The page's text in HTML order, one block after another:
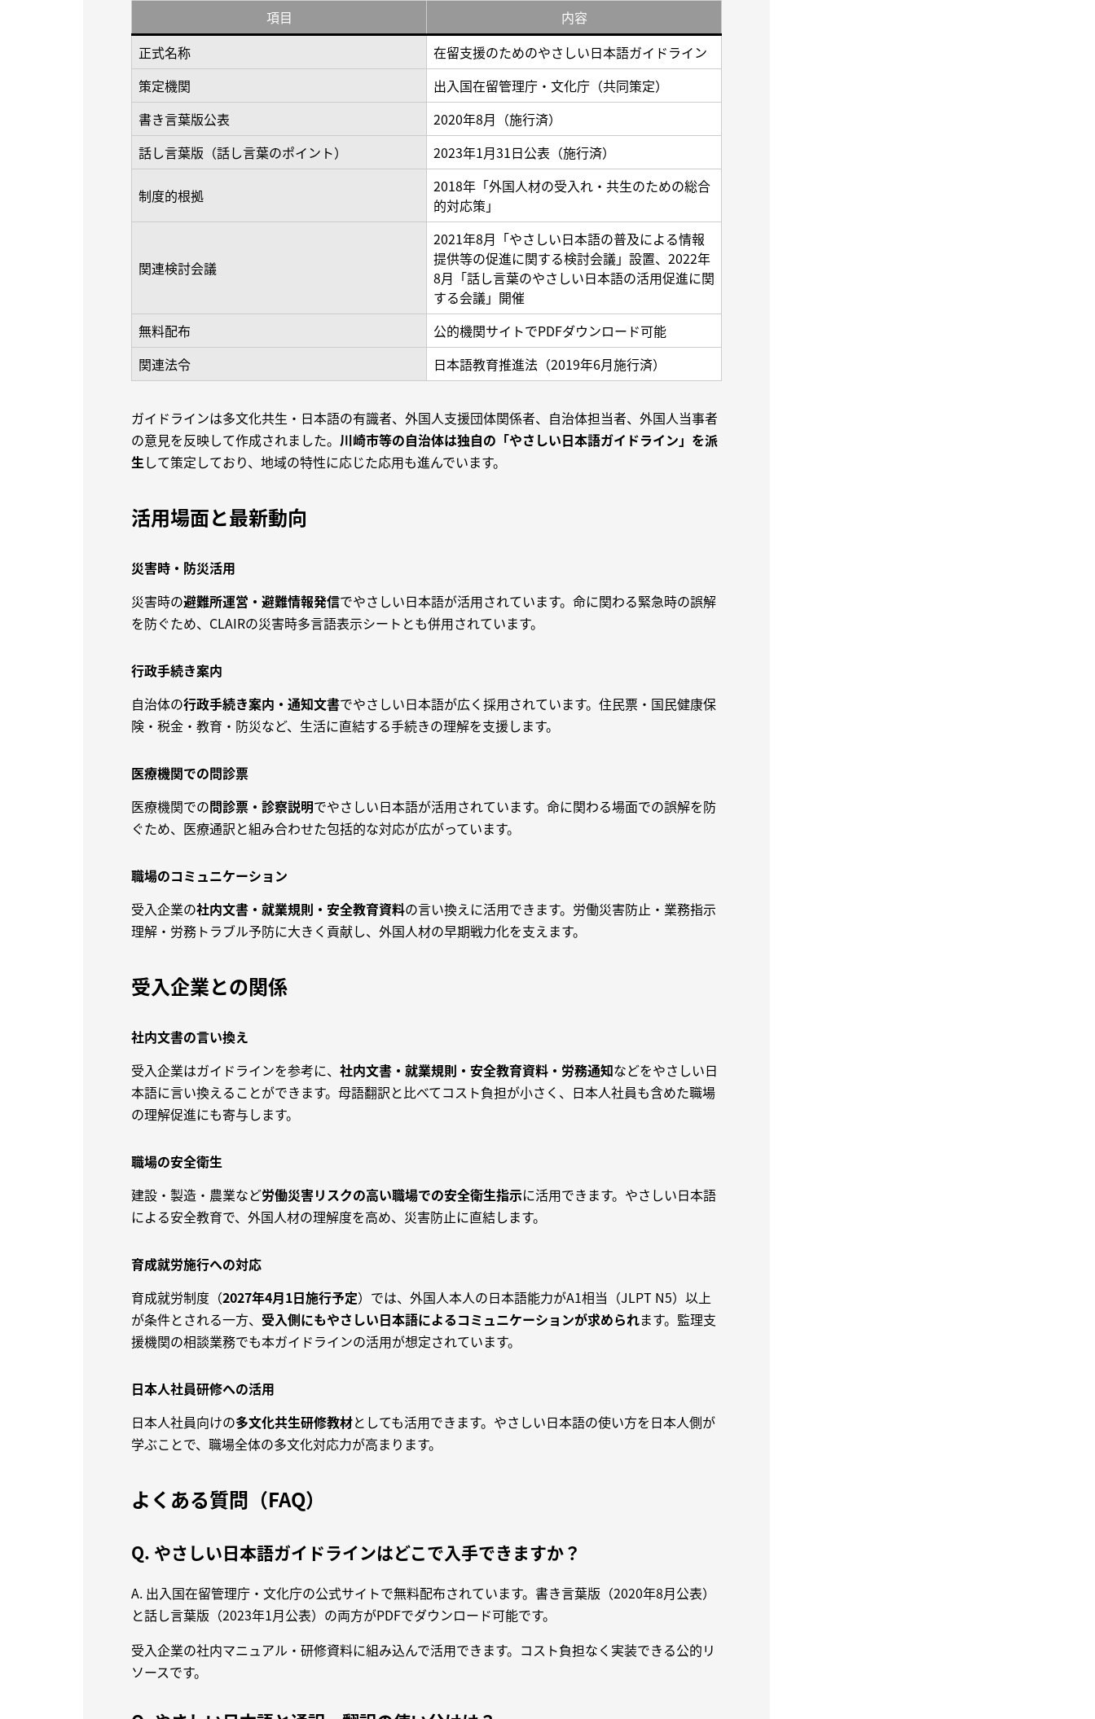
項目
内容
正式名称
在留支援のためのやさしい日本語ガイドライン
策定機関
出入国在留管理庁・文化庁（共同策定）
書き言葉版公表
2020年8月（施行済）
話し言葉版（話し言葉のポイント）
2023年1月31日公表（施行済）
制度的根拠
2018年「外国人材の受入れ・共生のための総合
的対応策」
関連検討会議
2021年8月「やさしい日本語の普及による情報
提供等の促進に関する検討会議」設置、2022年
8月「話し言葉のやさしい日本語の活用促進に関
する会議」開催
無料配布
公的機関サイトでPDFダウンロード可能
関連法令
日本語教育推進法（2019年6月施行済）
ガイドラインは多文化共生・日本語の有識者、外国人支援団体関係者、自治体担当者、外国人当事者
の意見を反映して作成されました。 川崎市等の自治体は独自の「やさしい日本語ガイドライン」を派
生して策定しており、地域の特性に応じた応用も進んでいます。
活用場面と最新動向
災害時・防災活用
災害時の避難所運営・避難情報発信でやさしい日本語が活用されています。命に関わる緊急時の誤解
を防ぐため、CLAIRの災害時多言語表示シートとも併用されています。
行政手続き案内
自治体の行政手続き案内・通知文書でやさしい日本語が広く採用されています。住民票・国民健康保
険・税金・教育・防災など、生活に直結する手続きの理解を支援します。
医療機関での問診票
医療機関での問診票・診察説明でやさしい日本語が活用されています。命に関わる場面での誤解を防
ぐため、医療通訳と組み合わせた包括的な対応が広がっています。
職場のコミュニケーション
受入企業の社内文書・就業規則・安全教育資料の言い換えに活用できます。労働災害防止・業務指示
理解・労務トラブル予防に大きく貢献し、外国人材の早期戦力化を支えます。
受入企業との関係
社内文書の言い換え
受入企業はガイドラインを参考に、 社内文書・就業規則・安全教育資料・労務通知などをやさしい日
本語に言い換えることができます。母語翻訳と比べてコスト負担が小さく、日本人社員も含めた職場
の理解促進にも寄与します。
職場の安全衛生
建設・製造・農業など労働災害リスクの高い職場での安全衛生指示に活用できます。やさしい日本語
による安全教育で、外国人材の理解度を高め、災害防止に直結します。
育成就労施行への対応
育成就労制度（2027年4月1日施行予定）では、外国人本人の日本語能力がA1相当（JLPT N5）以上
が条件とされる一方、 受入側にもやさしい日本語によるコミュニケーションが求められます。監理支
援機関の相談業務でも本ガイドラインの活用が想定されています。
日本人社員研修への活用
日本人社員向けの多文化共生研修教材としても活用できます。やさしい日本語の使い方を日本人側が
学ぶことで、職場全体の多文化対応力が高まります。
よくある質問（FAQ）
Q. やさしい日本語ガイドラインはどこで入手できますか？
A. 出入国在留管理庁・文化庁の公式サイトで無料配布されています。書き言葉版（2020年8月公表）
と話し言葉版（2023年1月公表）の両方がPDFでダウンロード可能です。
受入企業の社内マニュアル・研修資料に組み込んで活用できます。コスト負担なく実装できる公的リ
ソースです。